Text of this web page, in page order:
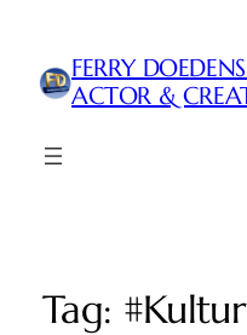
FERRY
ACTOR &
Tag: